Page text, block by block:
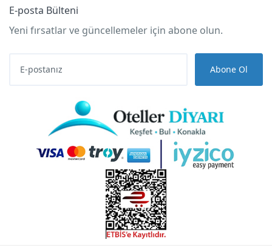
E-posta Bülteni
Yeni fırsatlar ve güncellemeler için abone olun.
Abone Ol